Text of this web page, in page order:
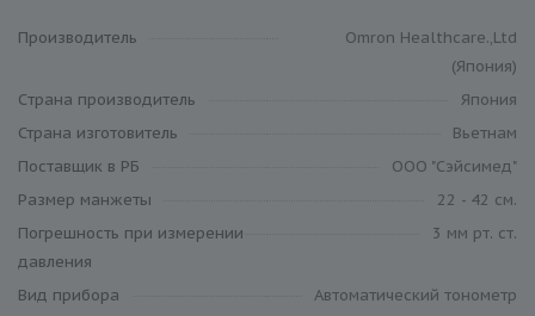
Производитель
Omron Healthcare.,Ltd
(Япония)
Cтрана производитель
Япония
Страна изготовитель
Вьетнам
Поставщик в РБ
ООО "Сэйсимед"
Размер манжеты
22 - 42 см.
Погрешность при измерении
давления
3 мм рт. ст.
Вид прибора
Автоматический тонометр